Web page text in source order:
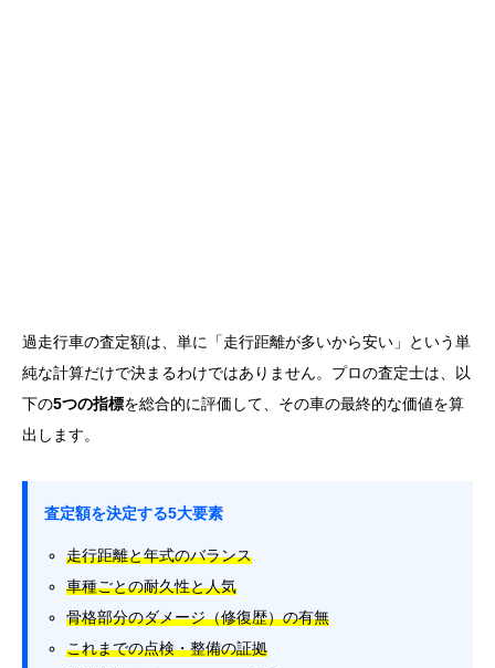
過走行車の査定額は、単に「走行距離が多いから安い」という単
純な計算だけで決まるわけではありません。プロの査定士は、以
下の5つの指標を総合的に評価して、その車の最終的な価値を算
出します。
査定額を決定する5大要素
走行距離と年式のバランス
車種ごとの耐久性と人気
骨格部分のダメージ（修復歴）の有無
これまでの点検・整備の証拠